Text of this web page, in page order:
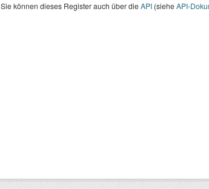
Sie können dieses Register auch über dieAPI(sieheAPI-